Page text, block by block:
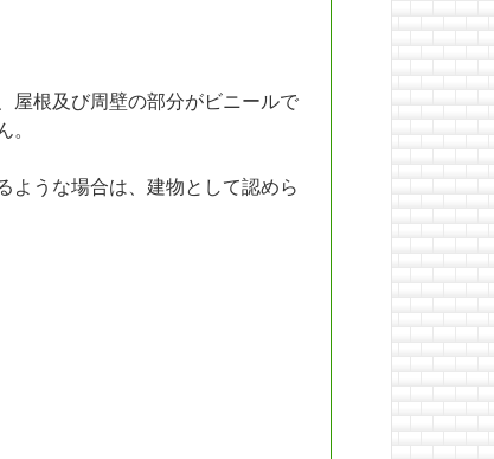
屋根及び周壁の部分がビニールで
。
ような場合は、建物として認めら